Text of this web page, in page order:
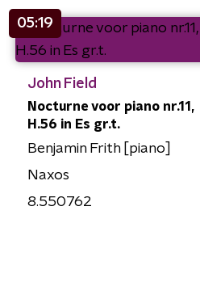
05:19
John Field
Nocturne voor piano nr.11,
H.56 in Es gr.t.
Benjamin Frith [piano]
Naxos
8.550762